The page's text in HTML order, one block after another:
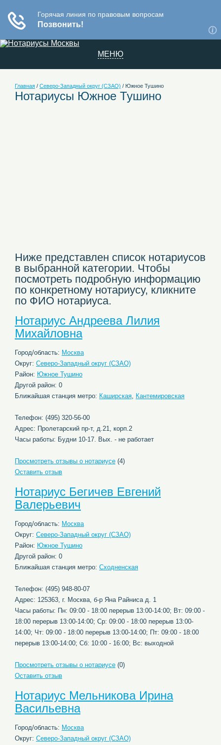
МЕНЮ
Главная / Северо-Западный округ (СЗАО) / Южное Тушино
Нотариусы Южное Тушино
Ниже представлен список нотариусов
в выбранной категории. Чтобы
посмотреть подробную информацию
по конкретному нотариусу, кликните
по ФИО нотариуса.
Нотариус Андреева Лилия
Михайловна
Город/область: Москва
Округ: Северо-Западный округ (СЗАО)
Район: Южное Тушино
Другой район: 0
Ближайшая станция метро: Каширская, Кантемировская
Телефон: (495) 320-56-00
Адрес: Пролетарский пр-т, д.21, корп.2
Часы работы: Будни 10-17. Вых. - не работает
Просмотреть отзывы о нотариусе (4)
Оставить отзыв
Нотариус Бегичев Евгений
Валерьевич
Город/область: Москва
Округ: Северо-Западный округ (СЗАО)
Район: Южное Тушино
Другой район: 0
Ближайшая станция метро: Сходненская
Телефон: (495) 948-80-07
Адрес: 125363, г. Москва, б-р Яна Райниса д. 1
Часы работы: Пн: 09:00 - 18:00 перерыв 13:00-14:00; Вт: 09:00 -
18:00 перерыв 13:00-14:00; Ср: 09:00 - 18:00 перерыв 13:00-
14:00; Чт: 09:00 - 18:00 перерыв 13:00-14:00; Пт: 09:00 - 18:00
перерыв 13:00-14:00; Сб: 10:00 - 16:00; Вс: выходной
Просмотреть отзывы о нотариусе (0)
Оставить отзыв
Нотариус Мельникова Ирина
Васильевна
Город/область: Москва
Округ: Северо-Западный округ (СЗАО)